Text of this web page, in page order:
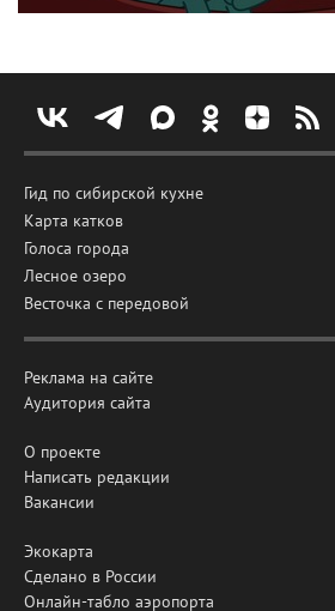
Гид по сибирской кухне
Карта катков
Голоса города
Лесное озеро
Весточка с передовой
Реклама на сайте
Аудитория сайта
О проекте
Написать редакции
Вакансии
Экокарта
Сделано в России
Онлайн-табло аэропорта